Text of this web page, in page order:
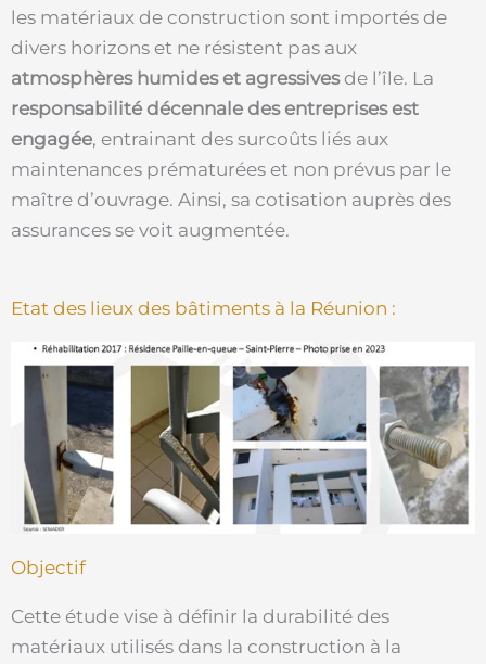
les matériaux de construction sont importés de
divers horizons et ne résistent pas aux
atmosphères humides et agressivesde l’île. La
responsabilité décennale des entreprises est
engagée, entrainant des surcoûts liés aux
maintenances prématurées et non prévus par le
maître d’ouvrage. Ainsi, sa cotisation auprès des
assurances se voit augmentée.
Etat des lieux des bâtiments à la Réunion :
Objectif
Cette étude vise à définir la durabilité des
matériaux utilisés dans la construction à la